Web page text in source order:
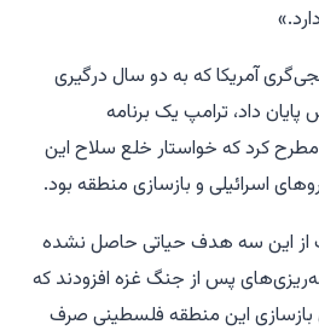
آمریکا که به دو سال درگیری
داد، ترامپ یک برنامه
مطرح کرد که خواستار خلع سلاح این
اسرائیلی و بازسازی منطقه بود.
این سه هدف حیاتی حاصل نشده
پس از جنگ غزه افزودند که
بازسازی این منطقه فلسطینی صرف